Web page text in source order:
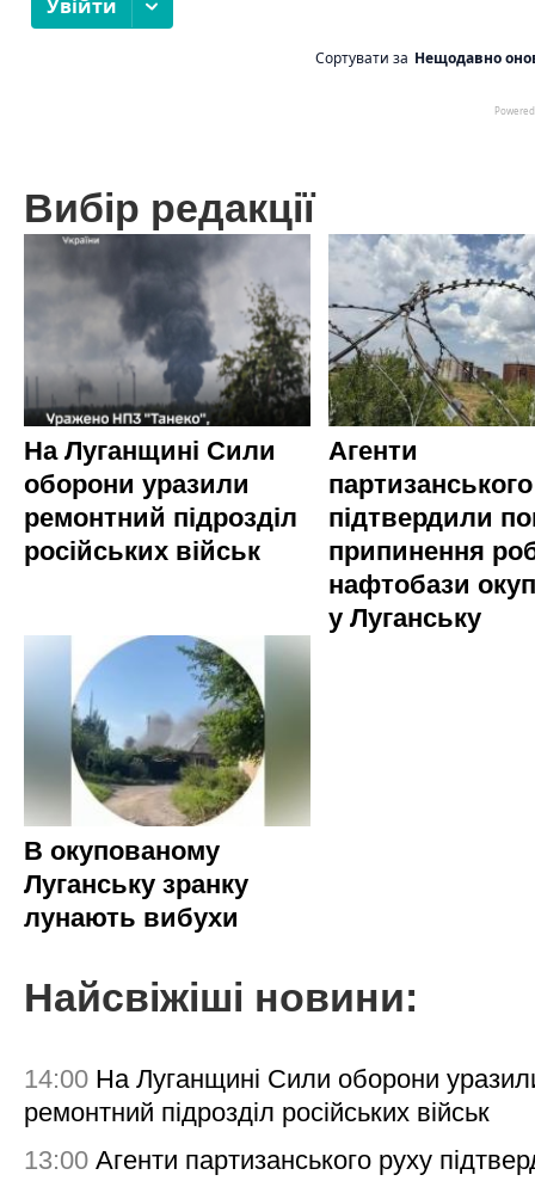
Вибір редакції
На Луганщині Сили
оборони уразили
ремонтний підрозділ
російських військ
Агенти
підтвердили
припинення
нафтобази
у Луганську
В окупованому
Луганську зранку
лунають вибухи
Найсвіжіші новини:
14:00 На Луганщині Сили оборони
ремонтний підрозділ російських військ
13:00 Агенти партизанського руху